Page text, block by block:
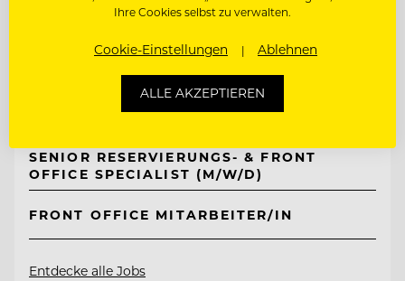
TOP ARBEITGEBER
Mount Med Resort
SENIOR RESERVIERUNGS- & FRONT
OFFICE SPECIALIST (M/W/D)
FRONT OFFICE MITARBEITER/IN
Entdecke alle Jobs
Ihre Cookies selbst zu verwalten.
Cookie-Einstellungen Ablehnen
ALLE AKZEPTIEREN